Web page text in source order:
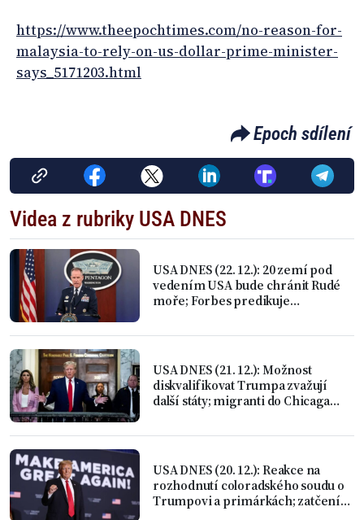
https://www.theepochtimes.com/no-reason-for-
malaysia-to-rely-on-us-dollar-prime-minister-
says_5171203.html
Epoch sdílení
Videa z rubriky USA DNES
USA DNES (22. 12.): 20 zemí pod
vedením USA bude chránit Rudé
moře; Forbes predikuje
USA DNES (21. 12.): Možnost
diskvalifikovat Trumpa zvažují
další státy; migranti do Chicaga
USA DNES (20. 12.): Reakce na
rozhodnutí coloradského soudu o
Trumpovi a primárkách; zatčení